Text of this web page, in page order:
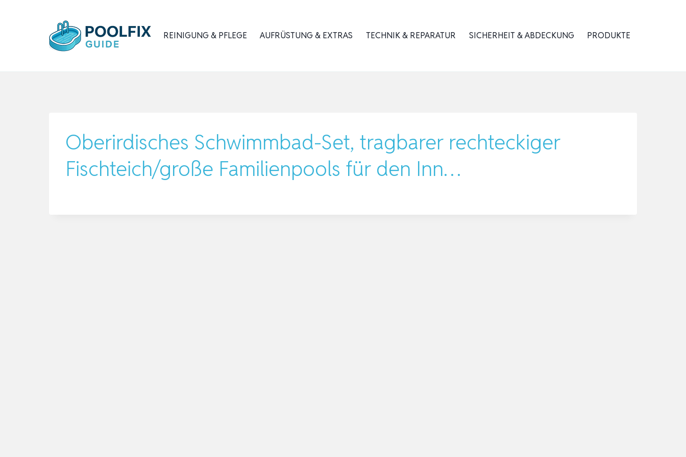
REINIGUNG & PFLEGE AUFRÜSTUNG & EXTRAS TECHNIK & REPARATUR SICHERHEIT & ABDECKUNG PRODUKTE
Oberirdisches Schwimmbad-Set, tragbarer rechteckiger
Fischteich/große Familienpools für den Inn…